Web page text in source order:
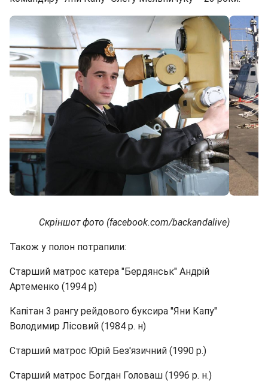
Скріншот фото (facebook.com/backandalive)
Також у полон потрапили:
Старший матрос катера "Бердянськ" Андрій
Артеменко (1994 р)
Капітан 3 рангу рейдового буксира "Яни Капу"
Володимир Лісовий (1984 р. н)
Старший матрос Юрій Без'язичний (1990 р.)
Старший матрос Богдан Головаш (1996 р. н.)